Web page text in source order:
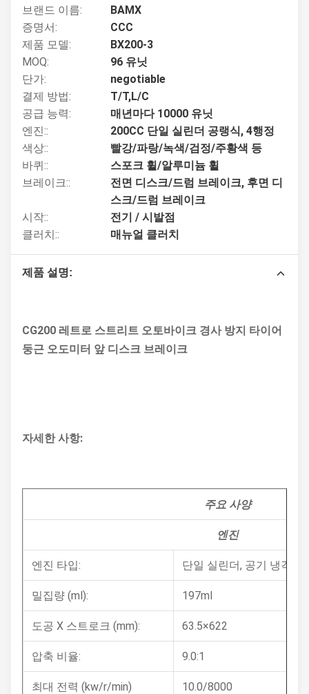
브랜드 이름:
BAMX
증명서:
CCC
제품 모델:
BX200-3
MOQ:
96 유닛
단가:
negotiable
결제 방법:
T/T,L/C
공급 능력:
매년마다 10000 유닛
엔진::
200CC 단일 실린더 공랭식, 4행정
색상::
빨강/파랑/녹색/검정/주황색 등
바퀴::
스포크 휠/알루미늄 휠
브레이크::
전면 디스크/드럼 브레이크, 후면 디
스크/드럼 브레이크
시작::
전기 / 시발점
클러치::
매뉴얼 클러치
제품 설명:
CG200 레트로 스트리트 오토바이크 경사 방지 타이어
둥근 오도미터 앞 디스크 브레이크
자세한 사항:
주요 사양
엔진
엔진 타입: 단일 실린더, 공기 냉각, 4
밀집량 (ml): 197ml
도공 X 스트로크 (mm): 63.5×622
압축 비율: 9.0:1
최대 전력 (kw/r/min) 10.0/8000